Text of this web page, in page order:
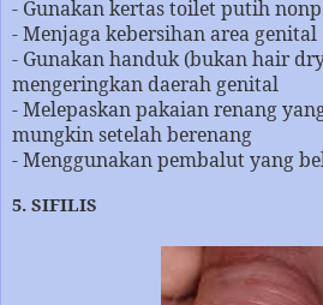
- Gunakan kertas toilet putih
- Menjaga kebersihan area genital
- Gunakan handuk (bukan hair
mengeringkan daerah genital
- Melepaskan pakaian renang
mungkin setelah berenang
- Menggunakan pembalut yang
5. SIFILIS